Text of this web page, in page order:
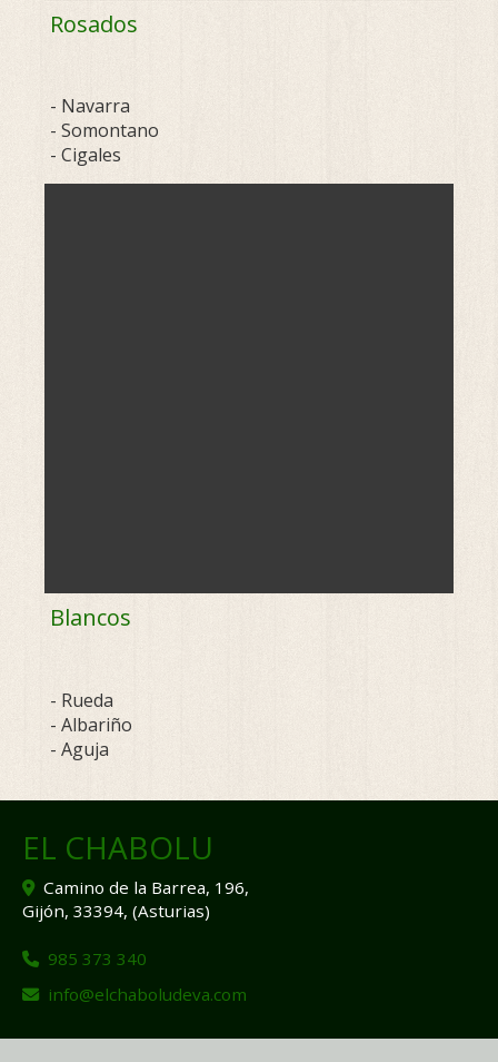
Rosados
- Navarra
- Somontano
- Cigales
Blancos
- Rueda
- Albariño
- Aguja
EL CHABOLU
Camino de la Barrea, 196,
Gijón, 33394, (Asturias)
985 373 340
info
elchaboludeva.com